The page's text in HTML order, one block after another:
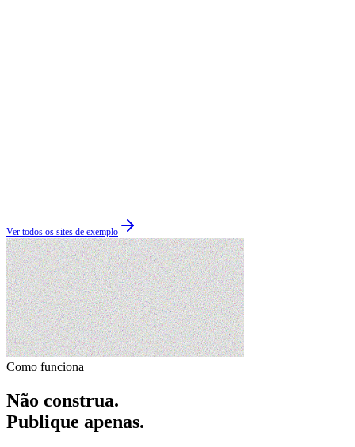
Ver todos os sites de exemplo
Como funciona
Não construa.
Publique apenas.